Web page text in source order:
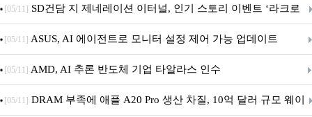
던전 13’ 참가!
[05/11] SD건담 지 제네레이션 이터널, 인기 스토리 이벤트 ‘라크로
아의 용사’ 재개최 및 풍성한 기념 이벤트 실시!
[05/11] ASUS, AI 에이전트로 모니터 설정 제어 가능 업데이트
[05/11] AMD, AI 추론 반도체 기업 타알라스 인수
[05/11] DRAM 부족에 애플 A20 Pro 생산 차질, 10억 달러 규모 웨이